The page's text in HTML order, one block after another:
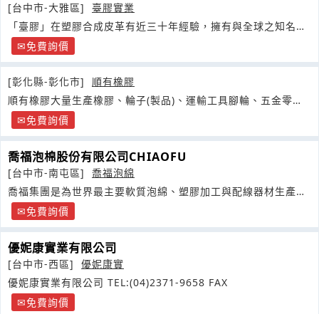
[台中市-大雅區]
臺膠實業
「臺膠」在塑膠合成皮革有近三十年經驗，擁有與全球之知名品
牌合作關係
免費詢價
[彰化縣-彰化市]
順有橡膠
順有橡膠大量生產橡膠、輪子(製品)、運輸工具腳輪、五金零件
製造免費詢價
喬福泡棉股份有限公司CHIAOFU
[台中市-南屯區]
喬福泡綿
喬福集團是為世界最主要軟質泡綿、塑膠加工與配線器材生產廠
商之一免費詢價
優妮康實業有限公司
[台中市-西區]
優妮康實
優妮康實業有限公司 TEL:(04)2371-9658 FAX
免費詢價